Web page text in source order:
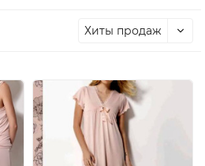
Хиты продаж